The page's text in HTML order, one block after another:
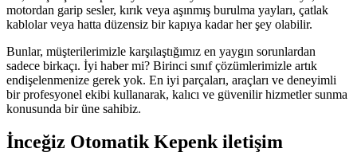
motordan garip sesler, kırık veya aşınmış burulma yayları, çatlak
kablolar veya hatta düzensiz bir kapıya kadar her şey olabilir.
Bunlar, müşterilerimizle karşılaştığımız en yaygın sorunlardan
sadece birkaçı. İyi haber mi? Birinci sınıf çözümlerimizle artık
endişelenmenize gerek yok. En iyi parçaları, araçları ve deneyimli
bir profesyonel ekibi kullanarak, kalıcı ve güvenilir hizmetler sunma
konusunda bir üne sahibiz.
İnceğiz Otomatik Kepenk iletişim